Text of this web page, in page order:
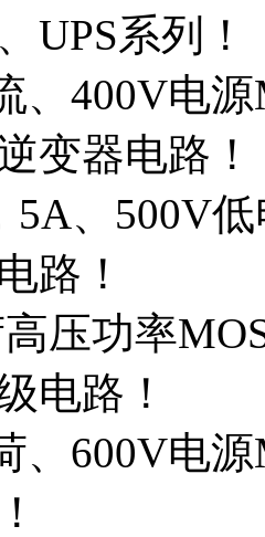
UPS系列！
、400V电
变器电路！
5A、500V
路！
压功率
电路！
、600V电